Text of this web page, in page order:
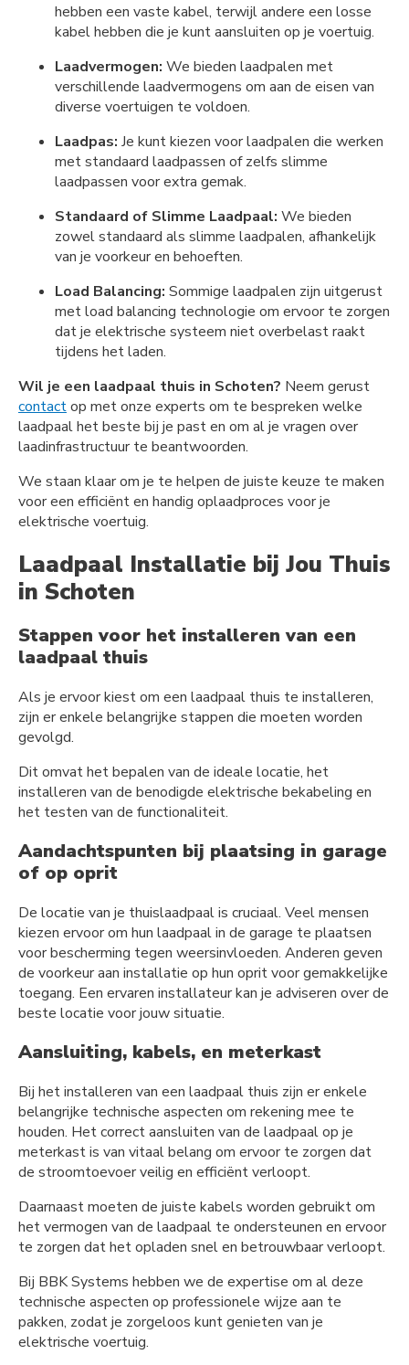
hebben een vaste kabel, terwijl andere een losse
kabel hebben die je kunt aansluiten op je voertuig.
Laadvermogen: We bieden laadpalen met
verschillende laadvermogens om aan de eisen van
diverse voertuigen te voldoen.
Laadpas: Je kunt kiezen voor laadpalen die werken
met standaard laadpassen of zelfs slimme
laadpassen voor extra gemak.
Standaard of Slimme Laadpaal: We bieden
zowel standaard als slimme laadpalen, afhankelijk
van je voorkeur en behoeften.
Load Balancing: Sommige laadpalen zijn uitgerust
met load balancing technologie om ervoor te zorgen
dat je elektrische systeem niet overbelast raakt
tijdens het laden.
Wil je een laadpaal thuis in Schoten? Neem gerust
contactop met onze experts om te bespreken welke
laadpaal het beste bij je past en om al je vragen over
laadinfrastructuur te beantwoorden.
We staan klaar om je te helpen de juiste keuze te maken
voor een efficiënt en handig oplaadproces voor je
elektrische voertuig.
Laadpaal Installatie bij Jou Thuis
in Schoten
Stappen voor het installeren van een
laadpaal thuis
Als je ervoor kiest om een laadpaal thuis te installeren,
zijn er enkele belangrijke stappen die moeten worden
gevolgd.
Dit omvat het bepalen van de ideale locatie, het
installeren van de benodigde elektrische bekabeling en
het testen van de functionaliteit.
Aandachtspunten bij plaatsing in garage
of op oprit
De locatie van je thuislaadpaal is cruciaal. Veel mensen
kiezen ervoor om hun laadpaal in de garage te plaatsen
voor bescherming tegen weersinvloeden. Anderen geven
de voorkeur aan installatie op hun oprit voor gemakkelijke
toegang. Een ervaren installateur kan je adviseren over de
beste locatie voor jouw situatie.
Aansluiting, kabels, en meterkast
Bij het installeren van een laadpaal thuis zijn er enkele
belangrijke technische aspecten om rekening mee te
houden. Het correct aansluiten van de laadpaal op je
meterkast is van vitaal belang om ervoor te zorgen dat
de stroomtoevoer veilig en efficiënt verloopt.
Daarnaast moeten de juiste kabels worden gebruikt om
het vermogen van de laadpaal te ondersteunen en ervoor
te zorgen dat het opladen snel en betrouwbaar verloopt.
Bij BBK Systems hebben we de expertise om al deze
technische aspecten op professionele wijze aan te
pakken, zodat je zorgeloos kunt genieten van je
elektrische voertuig.